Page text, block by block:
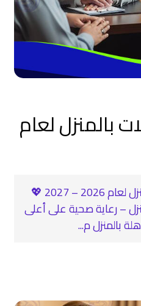
لعام
🏥 ممرضات مؤهلات بالمنزل لعام 2026 – 2027 💖
– رعاية صحية على أعلى
بالمنزل م...